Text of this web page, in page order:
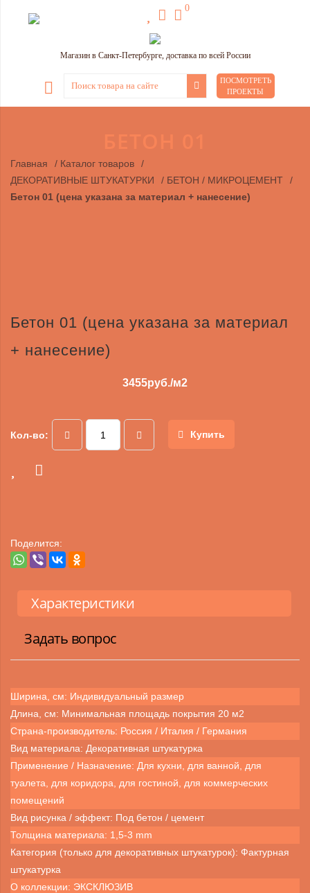
0
Магазин в Санкт-Петербурге, доставка по всей России
ПОСМОТРЕТЬ
ПРОЕКТЫ
Главная / Каталог товаров
/
ДЕКОРАТИВНЫЕ ШТУКАТУРКИ
/ БЕТОН / МИКРОЦЕМЕНТ
/
Бетон 01 (цена указана за материал + нанесение)
Бетон 01 (цена указана за материал
+ нанесение)
3455руб./м2
Кол-во: Купить
Поделится:
Характеристики
Задать вопрос
Ширина, см: Индивидуальный размер
Длина, см: Минимальная площадь покрытия 20 м2
Страна-производитель: Россия / Италия / Германия
Вид материала: Декоративная штукатурка
Применение / Назначение: Для кухни, для ванной, для
туалета, для коридора, для гостиной, для коммерческих
помещений
Вид рисунка / эффект: Под бетон / цемент
Толщина материала: 1,5-3 mm
Категория (только для декоративных штукатурок): Фактурная
штукатурка
О коллекции: ЭКСКЛЮЗИВ